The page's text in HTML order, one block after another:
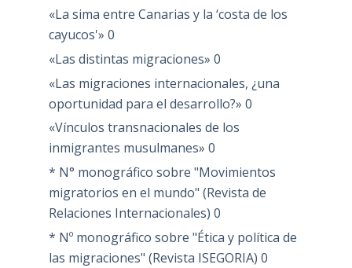
«La sima entre Canarias y la ‘costa de los
cayucos'» 0
«Las distintas migraciones» 0
«Las migraciones internacionales, ¿una
oportunidad para el desarrollo?» 0
«Vínculos transnacionales de los
inmigrantes musulmanes» 0
* N° monográfico sobre "Movimientos
migratorios en el mundo" (Revista de
Relaciones Internacionales) 0
* Nº monográfico sobre "Ética y política de
las migraciones" (Revista ISEGORIA) 0